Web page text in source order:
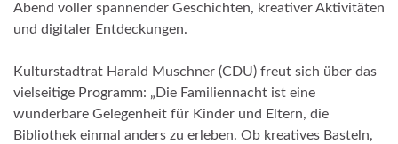
Abend voller spannender Geschichten, kreativer Aktivitäten
und digitaler Entdeckungen.
Kulturstadtrat Harald Muschner (CDU) freut sich über das
vielseitige Programm: „Die Familiennacht ist eine
wunderbare Gelegenheit für Kinder und Eltern, die
Bibliothek einmal anders zu erleben. Ob kreatives Basteln,